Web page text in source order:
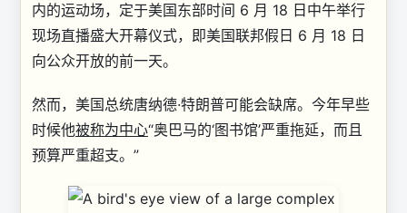
内的运动场，定于美国东部时间 6 月 18 日中午举行
现场直播盛大开幕仪式，即美国联邦假日 6 月 18 日
向公众开放的前一天。
然而，美国总统唐纳德·特朗普可能会缺席。今年早些
时候他被称为中心“奥巴马的‘图书馆’严重拖延，而且
预算严重超支。”